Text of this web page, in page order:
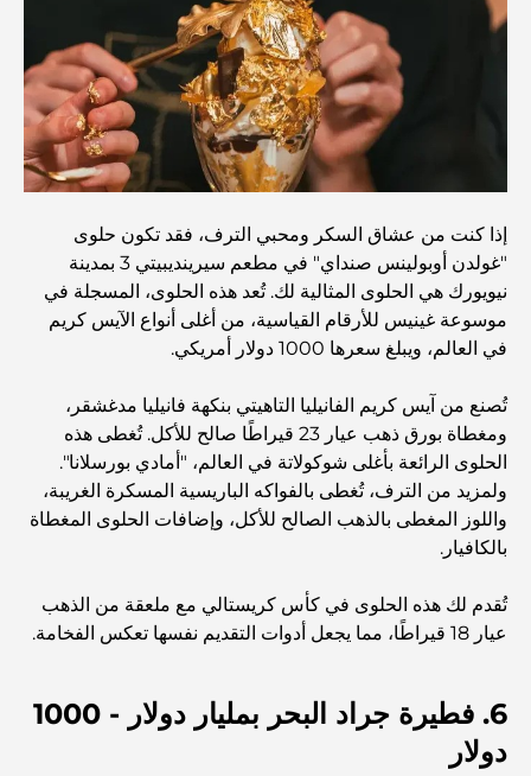
أفضل ملاعب الجولف للبطولات في دبي
المجتمعات السكنية المطلة على الواجهة البحرية في دبي: حياة
فاخرة على شاطئ البحر
أفضل البنوك في دبي للمقيمين الأجانب: دليل مصرفي شامل
أفضل مطاعم شرائح اللحم في دبي: دليل لعشاق اللحوم
أغلى دولة في العالم: تصنيف عالمي لتكاليف المعيشة
دليل صالات الرياضة في داماك هيلز: أفضل خيارات اللياقة
البدنية في المنطقة المحيطة
أفضل مراكز التسوق في دبي للتسوق والترفيه
أنشطة يمكنك القيام بها في مركز دبي المالي العالمي:
استكشف أكثر مناطق دبي حيوية
للإنفاق الذكي
مستشفى في مركز دبي المالي العالمي: رعاية طبية عالمية
إذا كنت من عشاق السكر ومحبي الترف، فقد تكون حلوى
"غولدن أوبولينس صنداي" في مطعم سيرينديبيتي 3 بمدينة
نيويورك هي الحلوى المثالية لك. تُعد هذه الحلوى، المسجلة في
موسوعة غينيس للأرقام القياسية، من أغلى أنواع الآيس كريم
في العالم، ويبلغ سعرها 1000 دولار أمريكي.
تُصنع من آيس كريم الفانيليا التاهيتي بنكهة فانيليا مدغشقر،
ومغطاة بورق ذهب عيار 23 قيراطًا صالح للأكل. تُغطى هذه
الحلوى الرائعة بأغلى شوكولاتة في العالم، "أمادي بورسلانا".
ولمزيد من الترف، تُغطى بالفواكه الباريسية المسكرة الغريبة،
واللوز المغطى بالذهب الصالح للأكل، وإضافات الحلوى المغطاة
بالكافيار.
تُقدم لك هذه الحلوى في كأس كريستالي مع ملعقة من الذهب
عيار 18 قيراطًا، مما يجعل أدوات التقديم نفسها تعكس الفخامة.
6. فطيرة جراد البحر بمليار دولار - 1000
دولار